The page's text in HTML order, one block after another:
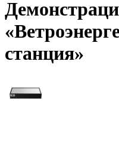
станция»